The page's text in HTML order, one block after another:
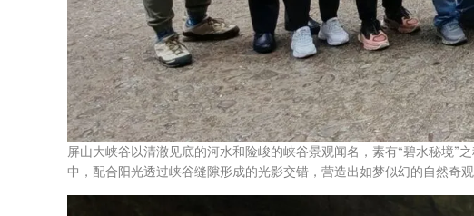
屏山大峡谷以清澈见底的河水和险峻的峡谷景观闻名，素有“碧水秘境”
中，配合阳光透过峡谷缝隙形成的光影交错，营造出如梦似幻的自然奇观